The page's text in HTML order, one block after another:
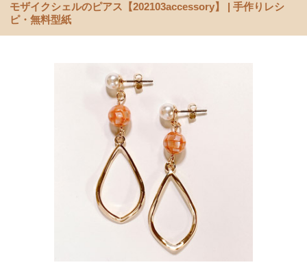
モザイクシェルのピアス【202103accessory】 | 手作りレシ
ピ・無料型紙